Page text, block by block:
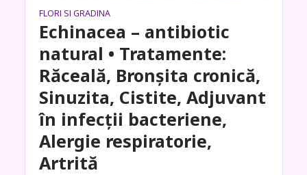
FLORI SI GRADINA
Echinacea – antibiotic
natural • Tratamente:
Răceală, Bronşita cronică,
Sinuzita, Cistite, Adjuvant
în infecţii bacteriene,
Alergie respiratorie,
Artrită